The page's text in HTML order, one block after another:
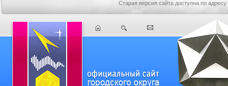
Старая версия сайта доступна по адресу